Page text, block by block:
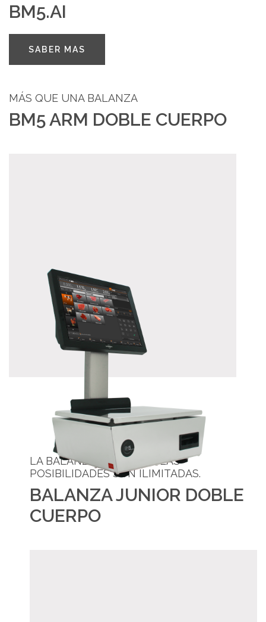
BM5.AI
SABER MAS
MÁS QUE UNA BALANZA
BM5 ARM DOBLE CUERPO
LA BALANZA ES JUNIOR, LAS
POSIBILIDADES SON ILIMITADAS.
BALANZA JUNIOR DOBLE
CUERPO